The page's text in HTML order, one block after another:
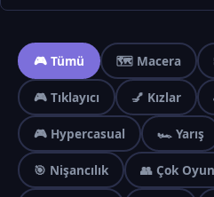
🎮 Tümü 🗺️ Macera
🎮 Tıklayıcı 💅 Kızlar
🎮 Hypercasual 🏎️ Yarış
🎯 Nişancılık 👥 Çok